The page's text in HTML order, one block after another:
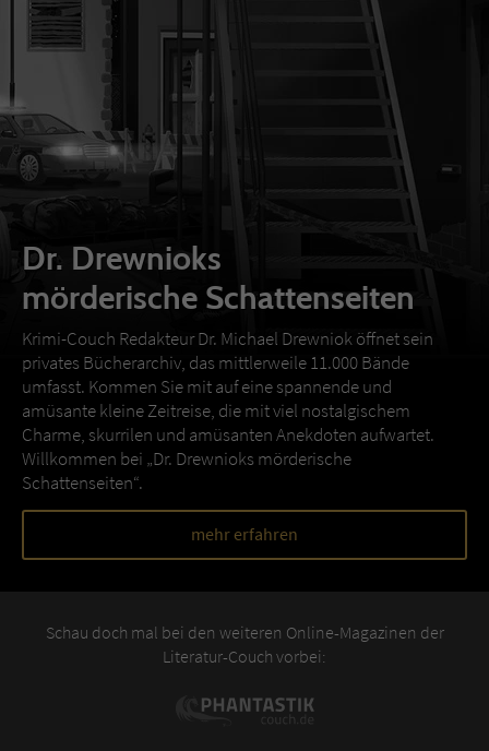
Dr. Drewnioks
mörderische Schattenseiten
Krimi-Couch Redakteur Dr. Michael Drewniok öffnet sein
privates Bücherarchiv, das mittlerweile 11.000 Bände
umfasst. Kommen Sie mit auf eine spannende und
amüsante kleine Zeitreise, die mit viel nostalgischem
Charme, skurrilen und amüsanten Anekdoten aufwartet.
Willkommen bei „Dr. Drewnioks mörderische
Schattenseiten“.
mehr erfahren
Schau doch mal bei den weiteren Online-Magazinen der
Literatur-Couch vorbei: